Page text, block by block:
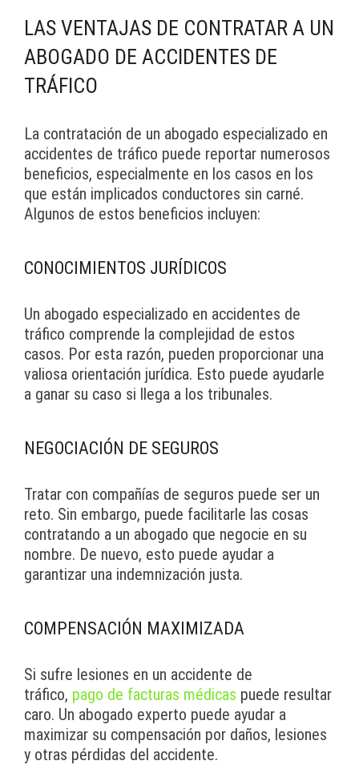
LAS VENTAJAS DE CONTRATAR A UN
ABOGADO DE ACCIDENTES DE
TRÁFICO
La contratación de un abogado especializado en
accidentes de tráfico puede reportar numerosos
beneficios, especialmente en los casos en los
que están implicados conductores sin carné.
Algunos de estos beneficios incluyen:
CONOCIMIENTOS JURÍDICOS
Un abogado especializado en accidentes de
tráfico comprende la complejidad de estos
casos. Por esta razón, pueden proporcionar una
valiosa orientación jurídica. Esto puede ayudarle
a ganar su caso si llega a los tribunales.
NEGOCIACIÓN DE SEGUROS
Tratar con compañías de seguros puede ser un
reto. Sin embargo, puede facilitarle las cosas
contratando a un abogado que negocie en su
nombre. De nuevo, esto puede ayudar a
garantizar una indemnización justa.
COMPENSACIÓN MAXIMIZADA
Si sufre lesiones en un accidente de
tráfico, pago de facturas médicas puede resultar
caro. Un abogado experto puede ayudar a
maximizar su compensación por daños, lesiones
y otras pérdidas del accidente.